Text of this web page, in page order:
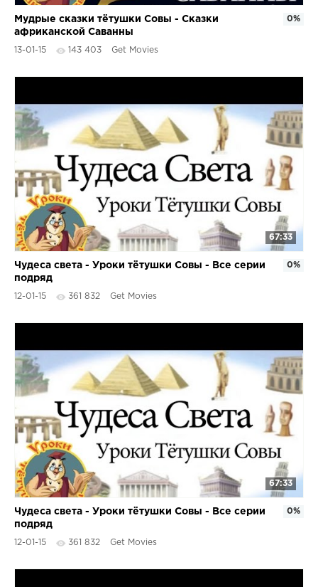
Мудрые сказки тётушки Совы - Сказки
африканской Саванны
13-01-15 143 403 Get Movies
0%
67:33
Чудеса света - Уроки тётушки Совы - Все серии
подряд
12-01-15 361 832 Get Movies
0%
67:33
Чудеса света - Уроки тётушки Совы - Все серии
подряд
12-01-15 361 832 Get Movies
0%